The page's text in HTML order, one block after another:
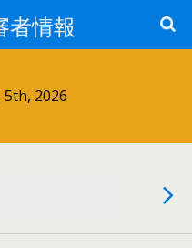
者情報
5th, 2026